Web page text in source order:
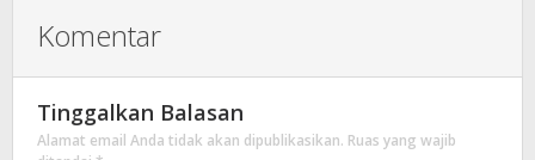
Komentar
Tinggalkan Balasan
Alamat email Anda tidak akan dipublikasikan. Ruas yang wajib